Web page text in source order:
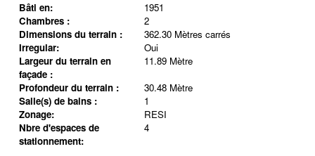
Bâti en:
1951
Chambres :
2
Dimensions du terrain :
362.30 Mètres carrés
Irregular:
Oui
Largeur du terrain en
façade :
11.89 Mètre
Profondeur du terrain :
30.48 Mètre
Salle(s) de bains :
1
Zonage:
RESI
Nbre d'espaces de
stationnement:
4